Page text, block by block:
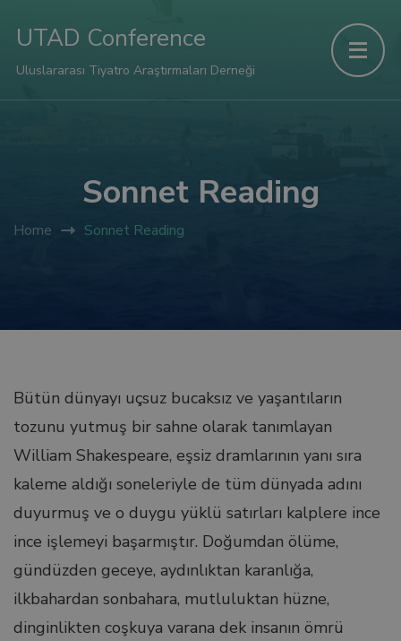
UTAD Conference
Uluslararası Tiyatro Araştırmaları Derneği
Sonnet Reading
Home Sonnet Reading
Bütün dünyayı uçsuz bucaksız ve yaşantıların
tozunu yutmuş bir sahne olarak tanımlayan
William Shakespeare, eşsiz dramlarının yanı sıra
kaleme aldığı soneleriyle de tüm dünyada adını
duyurmuş ve o duygu yüklü satırları kalplere ince
ince işlemeyi başarmıştır. Doğumdan ölüme,
gündüzden geceye, aydınlıktan karanlığa,
ilkbahardan sonbahara, mutluluktan hüzne,
dinginlikten coşkuya varana dek insanın ömrü